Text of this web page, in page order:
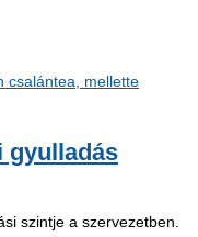
gyulladás
szintje a szervezetben.